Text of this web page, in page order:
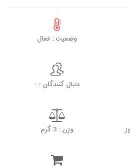
وضعیت : فعال
دنبال کنندگان : -
وزن : 2 گرم